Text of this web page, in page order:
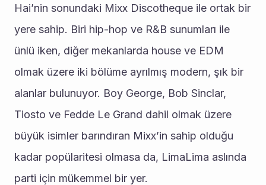
Hai’nin sonundaki Mixx Discotheque ile ortak bir
yere sahip. Biri hip-hop ve R&B sunumları ile
ünlü iken, diğer mekanlarda house ve EDM
olmak üzere iki bölüme ayrılmış modern, şık bir
alanlar bulunuyor. Boy George, Bob Sinclar,
Tiosto ve Fedde Le Grand dahil olmak üzere
büyük isimler barındıran Mixx’in sahip olduğu
kadar popülaritesi olmasa da, LimaLima aslında
parti için mükemmel bir yer.